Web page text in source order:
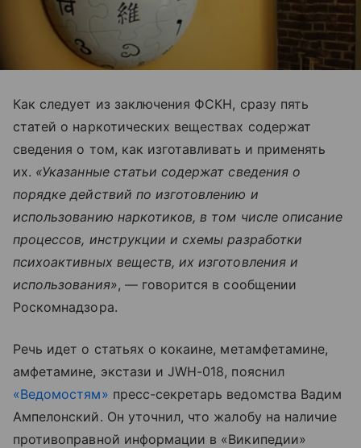
Как следует из заключения ФСКН, сразу пять
статей о наркотических веществах содержат
сведения о том, как изготавливать и применять
их. «Указанные статьи содержат сведения о
порядке действий по изготовлению и
использованию наркотиков, в том числе описание
процессов, инструкции и схемы разработки
психоактивных веществ, их изготовления и
использования», — говорится в сообщении
Роскомнадзора.
Речь идет о статьях о кокаине, метамфетамине,
амфетамине, экстази и JWH-018, пояснил
«Ведомостям» пресс-секретарь ведомства Вадим
Ампелонский. Он уточнил, что жалобу на наличие
противоправной информации в «Википедии»